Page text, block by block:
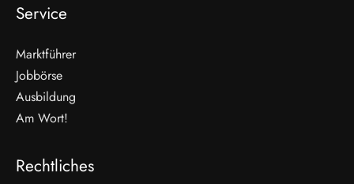
Service
Marktführer
Jobbörse
Ausbildung
Am Wort!
Rechtliches